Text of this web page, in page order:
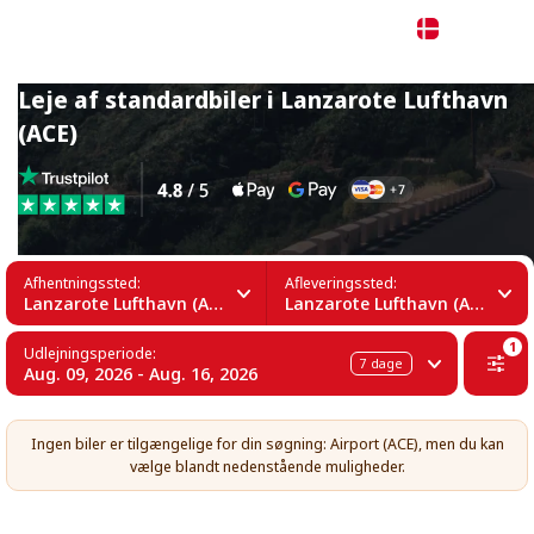
Leje af standardbiler i Lanzarote Lufthavn
(ACE)
Afhentningssted:
Lanzarote Lufthavn (ACE)
Afleveringssted:
Lanzarote Lufthavn (ACE)
Udlejningsperiode:
Aug. 09, 2026 - Aug. 16, 2026 7 dage
1
Ingen biler er tilgængelige for din søgning: Airport (ACE), men du kan
vælge blandt nedenstående muligheder.